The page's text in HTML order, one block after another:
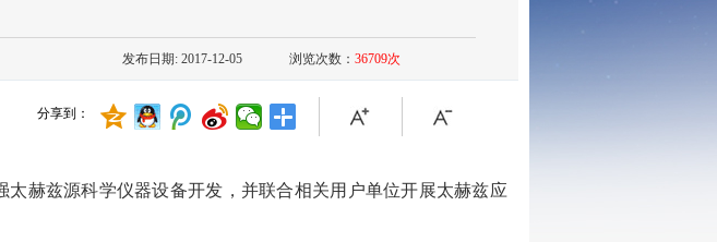
发布日期: 2017-12-05 浏览次数： 36709次
分享到：
赫兹源科学仪器设备开发，并联合相关用户单位开展太赫兹应